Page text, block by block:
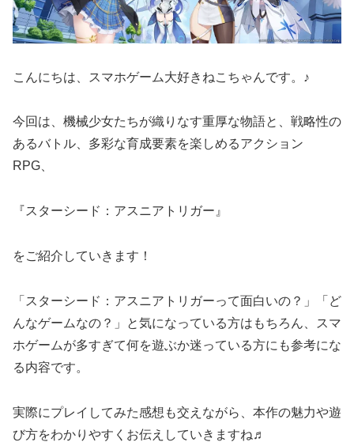
こんにちは、スマホゲーム大好きねこちゃんです。♪
今回は、機械少女たちが織りなす重厚な物語と、戦略性の
あるバトル、多彩な育成要素を楽しめるアクション
RPG、
『スターシード：アスニアトリガー』
をご紹介していきます！
「スターシード：アスニアトリガーって面白いの？」「ど
んなゲームなの？」と気になっている方はもちろん、スマ
ホゲームが多すぎて何を遊ぶか迷っている方にも参考にな
る内容です。
実際にプレイしてみた感想も交えながら、本作の魅力や遊
び方をわかりやすくお伝えしていきますね♬